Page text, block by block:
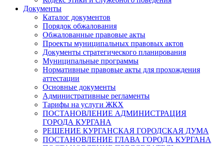
Документы
Каталог документов
Порядок обжалования
Обжалованные правовые акты
Проекты муниципальных правовых актов
Документы стратегического планирования
Муниципальные программы
Нормативные правовые акты для прохождения
аттестации
Основные документы
Административные регламенты
Тарифы на услуги ЖКХ
ПОСТАНОВЛЕНИЕ АДМИНИСТРАЦИЯ
ГОРОДА КУРГАНА
РЕШЕНИЕ КУРГАНСКАЯ ГОРОДСКАЯ ДУМА
ПОСТАНОВЛЕНИЕ ГЛАВА ГОРОДА КУРГАНА